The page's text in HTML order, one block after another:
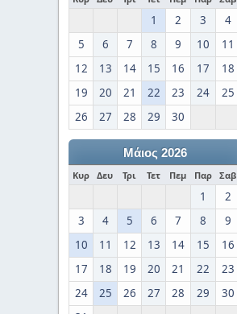
1 2 3
4
5
6 7 8 9 10
11
12
13 14 15 16 17
18
19
20 21 22 23 24
25
26
27 28 29 30
Μάιος 2026
Κυρ Δευ Τρι Τετ Πεμ Παρ Σαβ
1
2
3
4 5 6 7 8
9
10
11 12 13 14 15
16
17
18 19 20 21 22
23
24
25 26 27 28 29
30